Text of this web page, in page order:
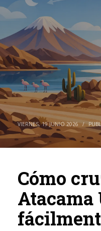
VIERNES, 19 JUNIO 2026 /
Cómo